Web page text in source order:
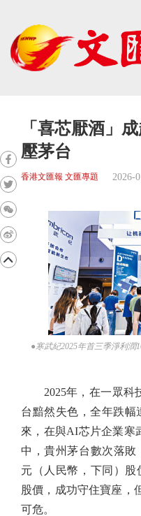
「喜芯厭酒」
壓茅台
香港文匯報 文匯專題 2026-
●寒武紀2025年首三季淨利潤
2025年，在一眾科
台黯然失色，全年跌幅
來，在與AI芯片企業寒
中，貴州茅台數次落敗
元（人民幣，下同）股
股價，成功守住寶座，
可危。